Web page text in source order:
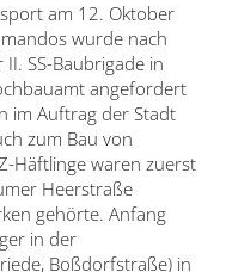
am 12. Oktober
wurde nach
SS-Baubrigade in
angefordert
im Auftrag der Stadt
zum Bau von
Häftlinge waren zuerst
Heerstraße
gehörte. Anfang
in der
Boßdorfstraße) in